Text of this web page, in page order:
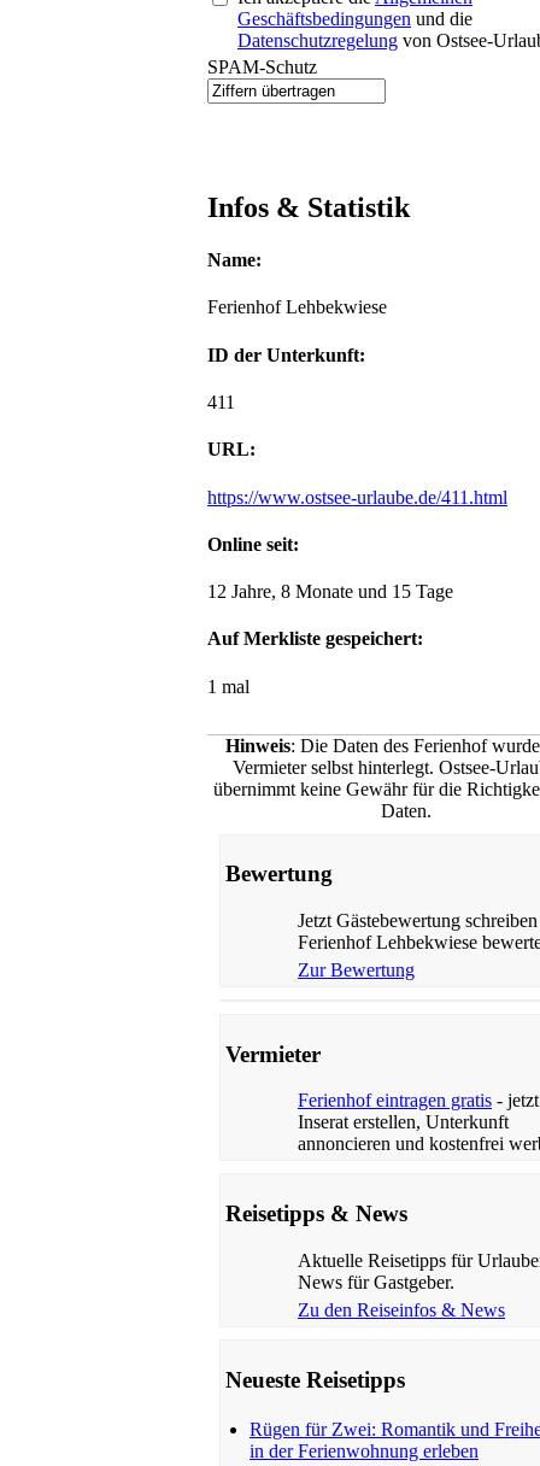
Geschäftsbedingungen und die
Datenschutzregelung von Ostsee-
SPAM-Schutz
Infos & Statistik
Name:
Ferienhof Lehbekwiese
ID der Unterkunft:
411
URL:
https://www.ostsee-urlaube.de/411.html
Online seit:
12 Jahre, 8 Monate und 15 Tage
Auf Merkliste gespeichert:
1 mal
Hinweis: Die Daten des Ferienhof
Vermieter selbst hinterlegt. Ostsee-
übernimmt keine Gewähr für die
Daten.
Bewertung
Jetzt Gästebewertung
Ferienhof Lehbekwiese
Zur Bewertung
Vermieter
Ferienhof eintragen gratis - jetzt
Inserat erstellen, Unterkunft
annoncieren und kostenfrei
Reisetipps & News
Aktuelle Reisetipps für
News für Gastgeber.
Zu den Reiseinfos & News
Neueste Reisetipps
Rügen für Zwei: Romantik und
in der Ferienwohnung erleben